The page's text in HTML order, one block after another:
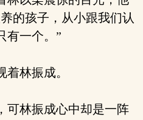
的孩子，从小跟我们认
有一个。”
林振成。
林振成心中却是一阵